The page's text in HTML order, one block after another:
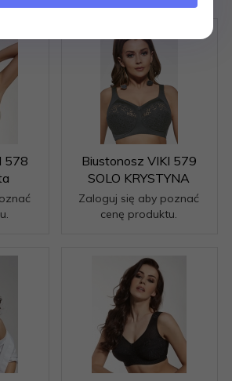
578
Biustonosz VIKI 579
SOLO KRYSTYNA
Zaloguj się aby poznać
cenę produktu.